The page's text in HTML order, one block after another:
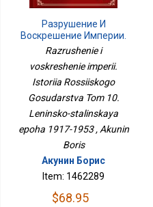
Разрушение И
Воскрешение Империи.
История Российского
Ленинско-Сталинская
Эпоха. 1917-1953
Razrushenie i
voskreshenie imperii.
Istoriia Rossiiskogo
Gosudarstva Tom 10.
Leninsko-stalinskaya
epoha 1917-1953 , Akunin
Boris
Акунин Борис
Item: 1462289
$68.95